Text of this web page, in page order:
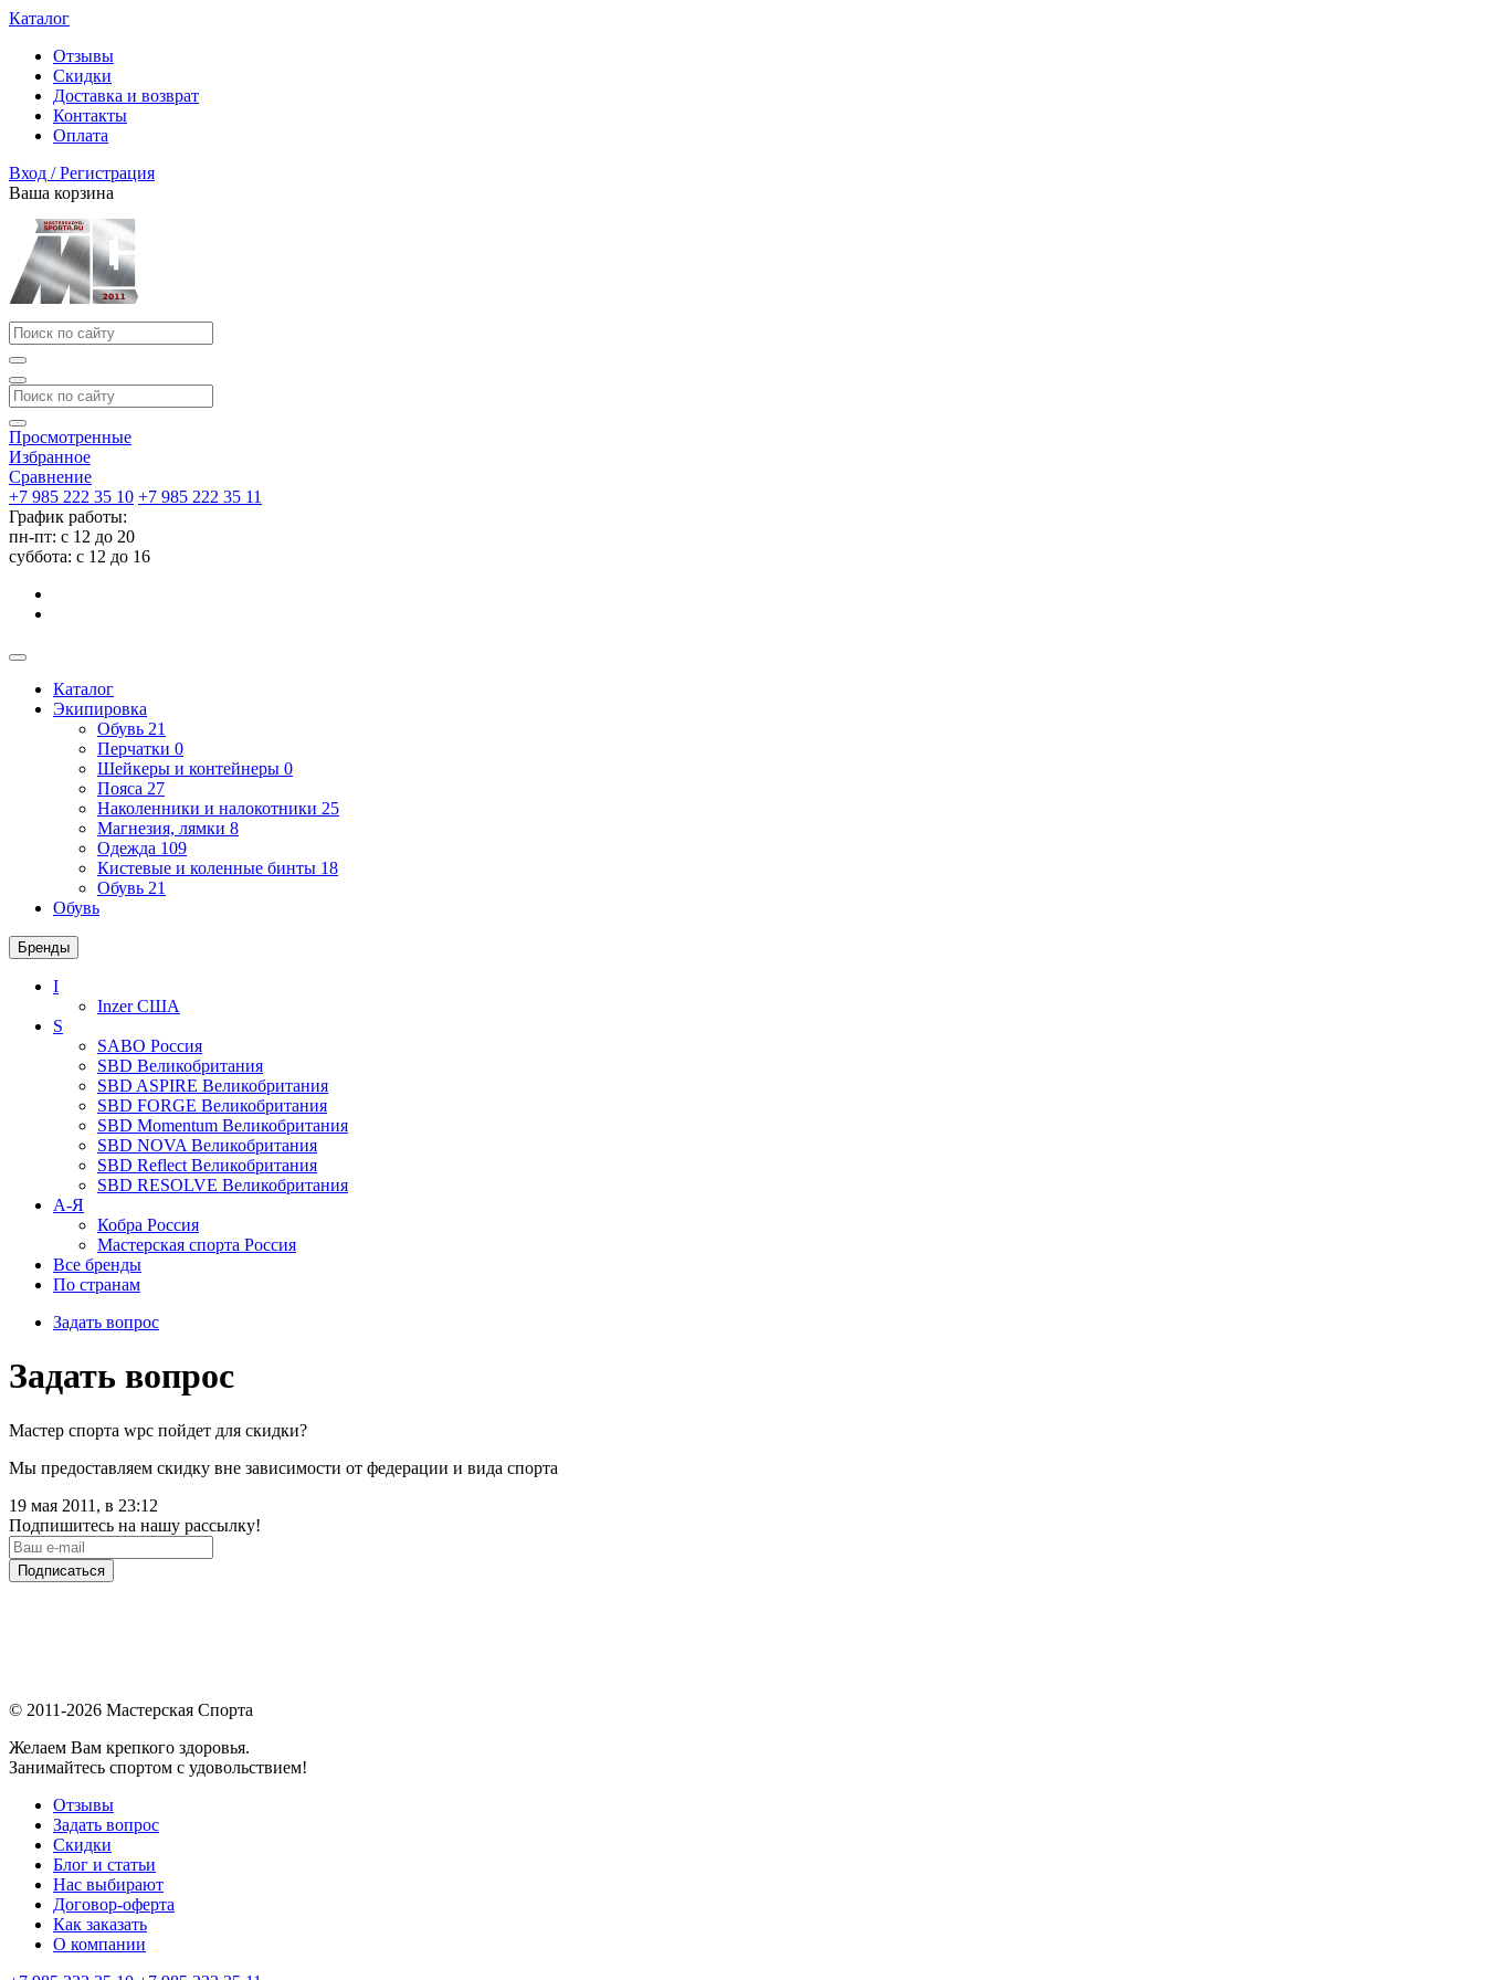
Каталог
Отзывы
Скидки
Доставка и возврат
Контакты
Оплата
Вход / Регистрация
Ваша корзина
Просмотренные
Избранное
Сравнение
+7 985 222 35 10 +7 985 222 35 11
График работы:
пн-пт: с 12 до 20
суббота: c 12 до 16
Каталог
Экипировка
Обувь 21
Перчатки 0
Шейкеры и контейнеры 0
Пояса 27
Наколенники и налокотники 25
Магнезия, лямки 8
Одежда 109
Кистевые и коленные бинты 18
Обувь 21
Обувь
Бренды
I
InzerСША
S
SABO Россия
SBD Великобритания
SBD ASPIRE Великобритания
SBD FORGE Великобритания
SBD Momentum Великобритания
SBD NOVA Великобритания
SBD Reflect Великобритания
SBD RESOLVE Великобритания
А-Я
Кобра Россия
Мастерская спорта Россия
Все бренды
По странам
Задать вопрос
Задать вопрос
Мастер спорта wpc пойдет для скидки?
Мы предоставляем скидку вне зависимости от федерации и вида спорта
19 мая 2011, в 23:12
Подпишитесь на нашу рассылку!
Подписаться
© 2011-2026 Мастерская Спорта
Желаем Вам крепкого здоровья.
Занимайтесь спортом с удовольствием!
Отзывы
Задать вопрос
Скидки
Блог и статьи
Нас выбирают
Договор-оферта
Как заказать
О компании